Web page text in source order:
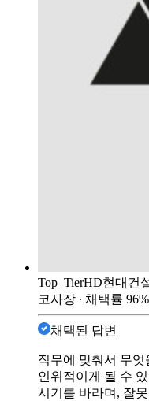
Top_TierHD현대건
코사장 ∙ 채택률 96%
채택된 답변
직무에 맞춰서 무
인위적이게 될 수
시기를 바라며, 잘